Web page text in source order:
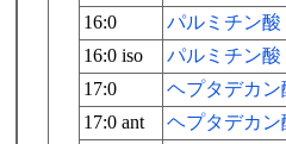
16:0
パルミチン酸
16:0 iso
パルミチン酸
17:0
ヘプタデカン
17:0 ant
ヘプタデカン